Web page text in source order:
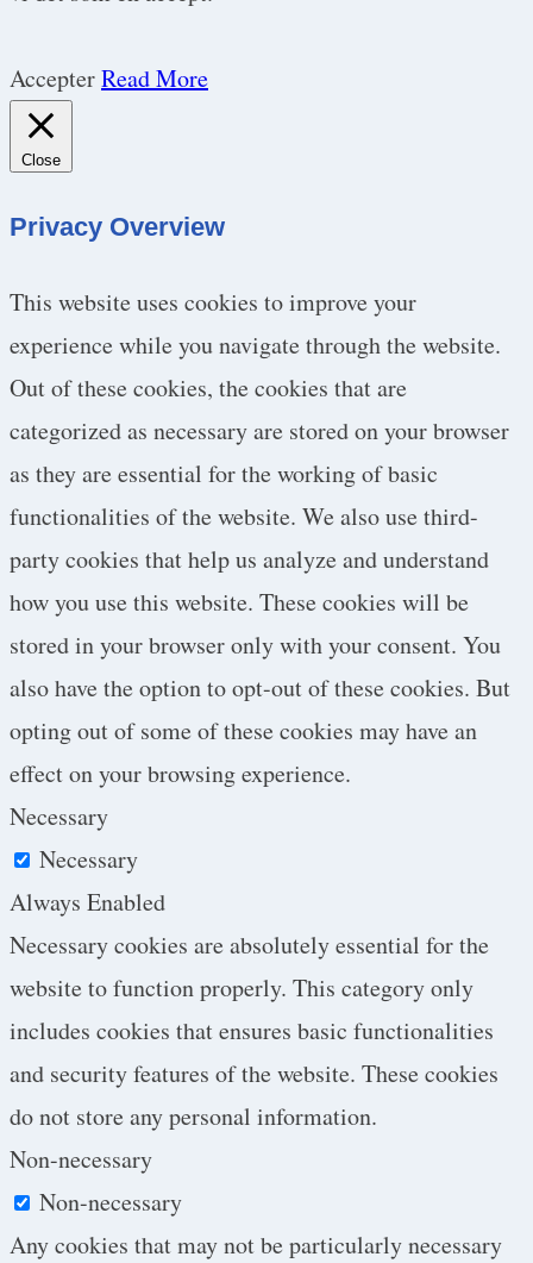
AccepterRead More
Close
Privacy Overview
This website uses cookies to improve your
experience while you navigate through the website.
Out of these cookies, the cookies that are
categorized as necessary are stored on your browser
as they are essential for the working of basic
functionalities of the website. We also use third-
party cookies that help us analyze and understand
how you use this website. These cookies will be
stored in your browser only with your consent. You
also have the option to opt-out of these cookies. But
opting out of some of these cookies may have an
effect on your browsing experience.
Necessary
Necessary
Always Enabled
Necessary cookies are absolutely essential for the
website to function properly. This category only
includes cookies that ensures basic functionalities
and security features of the website. These cookies
do not store any personal information.
Non-necessary
Non-necessary
Any cookies that may not be particularly necessary